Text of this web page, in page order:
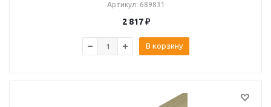
Артикул: 689831
2 817₽
В корзину